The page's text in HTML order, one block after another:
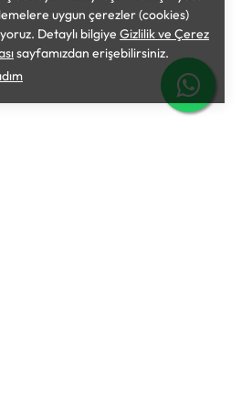
uygun çerezler (cookies)
Detaylı bilgiye Gizlilik ve Çerez
sayfamızdan erişebilirsiniz.